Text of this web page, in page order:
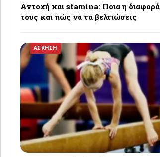
Αντοχή και stamina: Ποια η διαφορά
τους και πώς να τα βελτιώσεις
ΑΣΚΗΣΗ